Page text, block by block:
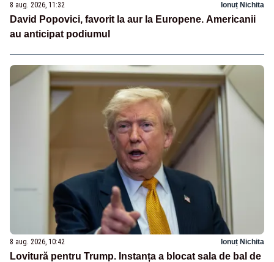
8 aug. 2026, 11:32 Ionuț Nichita
David Popovici, favorit la aur la Europene. Americanii
au anticipat podiumul
8 aug. 2026, 10:42 Ionuț Nichita
Lovitură pentru Trump. Instanța a blocat sala de bal de